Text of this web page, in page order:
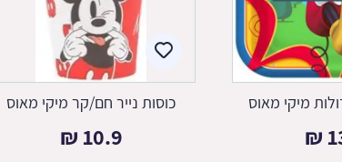
מיקי מאוס
₪
כוסות נייר חם/קר מיקי מאוס
10.9
₪